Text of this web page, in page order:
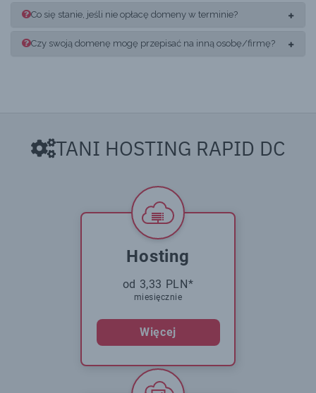
Co się stanie, jeśli nie opłacę domeny w terminie?
Czy swoją domenę mogę przepisać na inną osobę/firmę?
TANI HOSTING RAPID DC
Hosting
od 3,33 PLN*
miesięcznie
Więcej